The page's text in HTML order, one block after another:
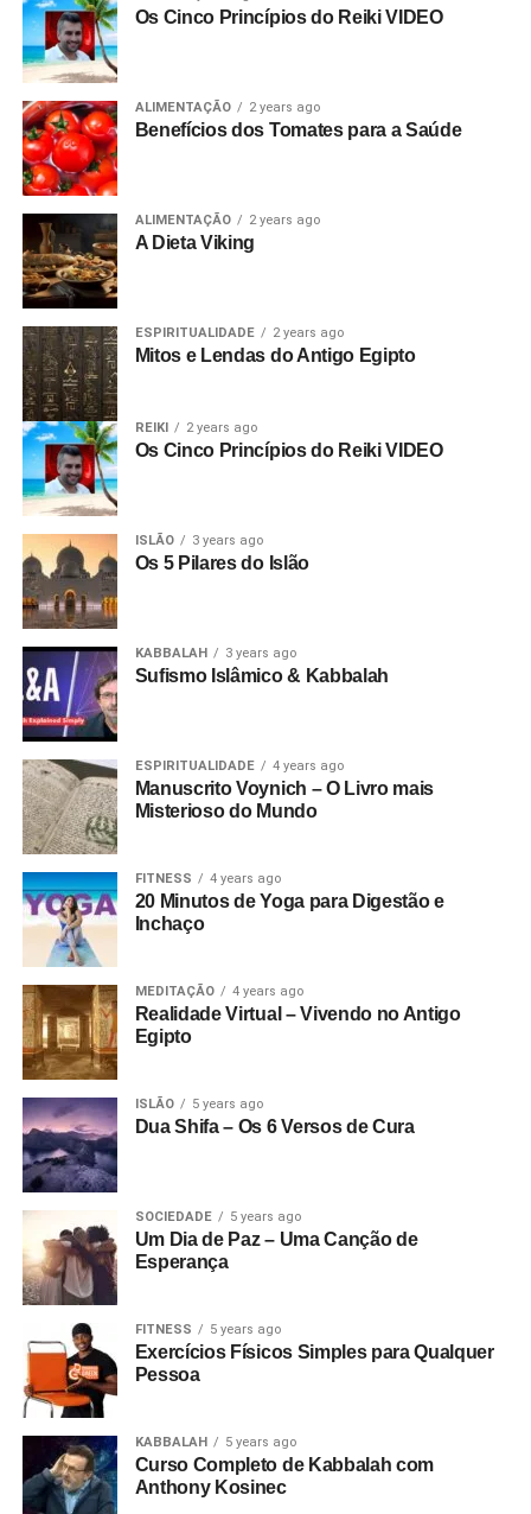
Os Cinco Princípios do Reiki VIDEO
ALIMENTAÇÃO 2 years ago
Benefícios dos Tomates para a Saúde
ALIMENTAÇÃO 2 years ago
A Dieta Viking
ESPIRITUALIDADE 2 years ago
Mitos e Lendas do Antigo Egipto
REIKI 2 years ago
Os Cinco Princípios do Reiki VIDEO
ISLÃO 3 years ago
Os 5 Pilares do Islão
KABBALAH 3 years ago
Sufismo Islâmico & Kabbalah
ESPIRITUALIDADE 4 years ago
Manuscrito Voynich – O Livro mais
Misterioso do Mundo
FITNESS 4 years ago
20 Minutos de Yoga para Digestão e
Inchaço
MEDITAÇÃO 4 years ago
Realidade Virtual – Vivendo no Antigo
Egipto
ISLÃO 5 years ago
Dua Shifa – Os 6 Versos de Cura
SOCIEDADE 5 years ago
Um Dia de Paz – Uma Canção de
Esperança
FITNESS 5 years ago
Exercícios Físicos Simples para Qualquer
Pessoa
KABBALAH 5 years ago
Curso Completo de Kabbalah com
Anthony Kosinec